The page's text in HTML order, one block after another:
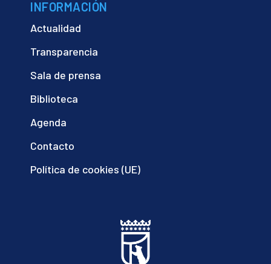
INFORMACIÓN
Actualidad
Transparencia
Sala de prensa
Biblioteca
Agenda
Contacto
Política de cookies (UE)